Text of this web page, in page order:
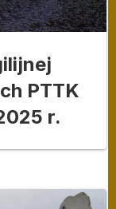
PTTK
r.